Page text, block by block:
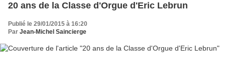
20 ans de la Classe d'Orgue d'Eric Lebrun
Publié le 29/01/2015 à 16:20
Par Jean-Michel Saincierge